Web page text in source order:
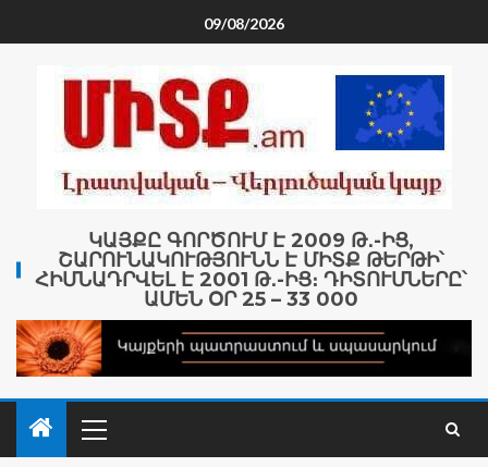
09/08/2026
ԿԱՅՔԸ ԳՈՐԾՈՒՄ Է 2009 Թ․-ԻՑ,
ՇԱՐՈՒՆԱԿՈՒԹՅՈՒՆՆ Է ՄԻՏՔ ԹԵՐԹԻ՝
ՀԻՄՆԱԴՐՎԵԼ Է 2001 Թ․-ԻՑ։ ԴԻՏՈՒՄՆԵՐԸ՝
ԱՄԵՆ ՕՐ 25 – 33 000